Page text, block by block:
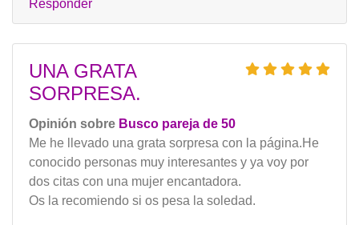
Responder
UNA GRATA
SORPRESA.
Opinión sobre Busco pareja de 50
Me he llevado una grata sorpresa con la página.He
conocido personas muy interesantes y ya voy por
dos citas con una mujer encantadora.
Os la recomiendo si os pesa la soledad.